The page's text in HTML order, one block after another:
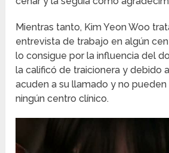
Mientras tanto, Kim Yeon Woo
entrevista de trabajo en algún
lo consigue por la influencia del
la calificó de traicionera y debido
acuden a su llamado y no
ningún centro clínico.